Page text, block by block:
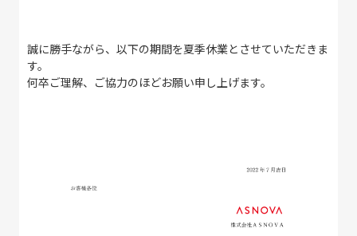
誠に勝手ながら、以下の期間を夏季休業とさせていただきま
す。
何卒ご理解、ご協力のほどお願い申し上げます。